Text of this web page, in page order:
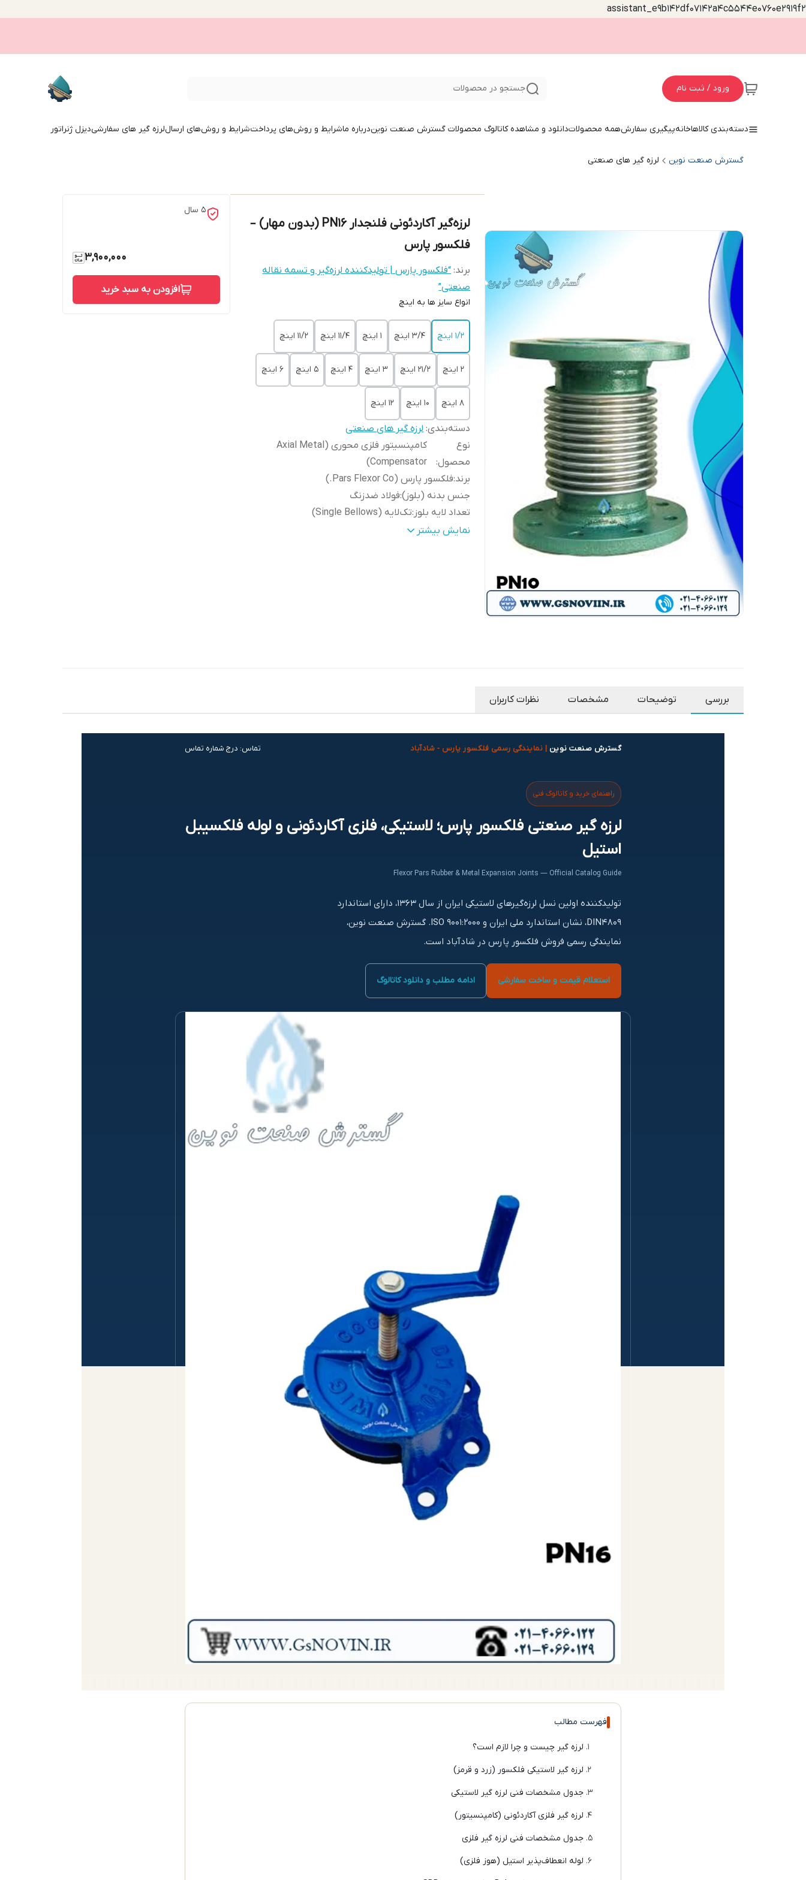
assistant_e9b142df07142a4c5544e0760e2919f2
ورود / ثبت نام جستجو در محصولات
دسته‌بندی کالاهاخانهپیگیری سفارشهمه محصولاتدانلود و مشاهده کاتالوگ محصولات گسترش صنعت نویندرباره ماشرایط و روش‌های پرداختشرایط و روش‌های ارساللرزه گیر های سفارشیدیزل ژنراتور
گسترش صنعت نوین لرزه گیر های صنعتی
لرزه‌گیر آکاردئونی فلنجدار PN16 (بدون مهار) –
فلکسور پارس
برند: “فلکسور پارس | تولیدکننده لرزه‌گیر و تسمه نقاله
صنعتی”
انواع سایز ها به اینچ
1/2 اینچ 3/4 اینچ 1 اینچ 11/4 اینچ 11/2 اینچ
2 اینچ 21/2 اینچ 3 اینچ 4 اینچ 5 اینچ 6 اینچ
8 اینچ 10 اینچ 12 اینچ
دسته‌بندی:لرزه گیر های صنعتی
نوع
محصول:
کامپنسیتور فلزی محوری (Axial Metal
Compensator)
برند:فلکسور پارس (Pars Flexor Co.)
جنس بدنه (بلوز):فولاد ضدزنگ
تعداد لایه بلوز :تک‌لایه (Single Bellows)
نوع اتصال:فلنجی (Flange-end)نمایش بیشتر
5 سال
3,900,000
افزودن به سبد خرید
بررسی توضیحات مشخصات نظرات کاربران
گسترش صنعت نوین | نمایندگی رسمی فلکسور پارس - شادآباد تماس: درج شماره تماس
راهنمای خرید و کاتالوگ فنی
لرزه گیر صنعتی فلکسور پارس؛ لاستیکی، فلزی آکاردئونی و لوله فلکسیبل
استیل
Flexor Pars Rubber & Metal Expansion Joints — Official Catalog Guide
تولیدکننده اولین نسل لرزه‌گیرهای لاستیکی ایران از سال ۱۳۶۳، دارای استاندارد
DIN4809، نشان استاندارد ملی ایران و ISO 9001:2000. گسترش صنعت نوین،
نمایندگی رسمی فروش فلکسور پارس در شادآباد است.
استعلام قیمت و ساخت سفارشی ادامه مطلب و دانلود کاتالوگ
فهرست مطالب
لرزه گیر چیست و چرا لازم است؟
لرزه گیر لاستیکی فلکسور (زرد و قرمز)
جدول مشخصات فنی لرزه گیر لاستیکی
لرزه گیر فلزی آکاردئونی (کامپنسیتور)
جدول مشخصات فنی لرزه گیر فلزی
لوله انعطاف‌پذیر استیل (هوز فلزی)